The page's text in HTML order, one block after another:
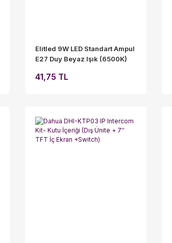
Elitled 9W LED Standart Ampul
E27 Duy Beyaz Işık (6500K)
41,75 TL